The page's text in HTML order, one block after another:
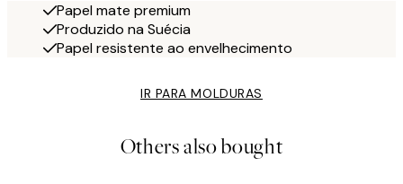
Papel mate premium
Produzido na Suécia
Papel resistente ao envelhecimento
IR PARA MOLDURAS
Others also bought